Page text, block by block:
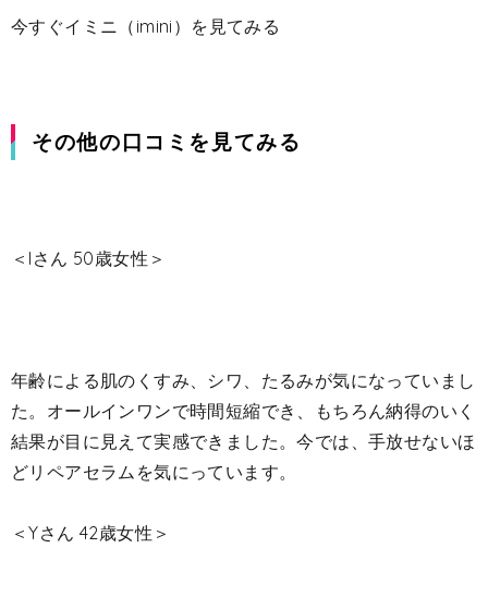
今すぐイミニ（imini）を見てみる
その他の口コミを見てみる
＜Iさん 50歳女性＞
年齢による肌のくすみ、シワ、たるみが気になっていまし
た。オールインワンで時間短縮でき、もちろん納得のいく
結果が目に見えて実感できました。今では、手放せないほ
どリペアセラムを気にっています。
＜Yさん 42歳女性＞